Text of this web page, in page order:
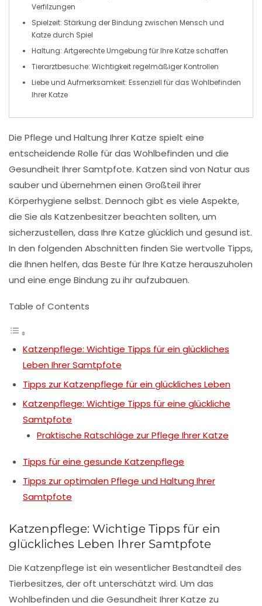
Verfilzungen
Spielzeit: Stärkung derBindung zwischen Mensch und
Katze durch Spiel
Haltung: ArtgerechteUmgebung für Ihre Katze schaffen
Tierarztbesuche: Wichtigkeit regelmäßigerKontrollen
Liebe und Aufmerksamkeit: Essenziell für das Wohlbefinden
Ihrer Katze
Die Pflege und Haltung Ihrer Katze spielt eine
entscheidende Rolle für das Wohlbefinden und die
Gesundheit Ihrer Samtpfote. Katzen sind von Natur aus
sauberund übernehmen einen Großteil ihrer
Körperhygiene selbst. Dennoch gibt es viele Aspekte,
die Sie als Katzenbesitzer beachten sollten, um
sicherzustellen, dass Ihre Katze glücklich und gesund ist.
In den folgenden Abschnitten finden Sie wertvolle Tipps,
die Ihnen helfen, das Beste für Ihre Katze herauszuholen
und eine enge Bindung zu ihr aufzubauen.
Table of Contents
Katzenpflege: Wichtige Tipps für ein glückliches
Leben Ihrer Samtpfote
Tipps zur Katzenpflege für ein glückliches Leben
Katzenpflege: Wichtige Tipps für eine glückliche
Samtpfote
Praktische Ratschläge zur Pflege Ihrer Katze
Tipps für eine gesunde Katzenpflege
Tipps zur optimalen Pflege und Haltung Ihrer
Samtpfote
Katzenpflege: Wichtige Tipps für ein
glückliches Leben Ihrer Samtpfote
Die Katzenpflege ist ein wesentlicher Bestandteil des
Tierbesitzes, der oft unterschätzt wird. Um das
Wohlbefinden und die Gesundheit Ihrer Katze zu